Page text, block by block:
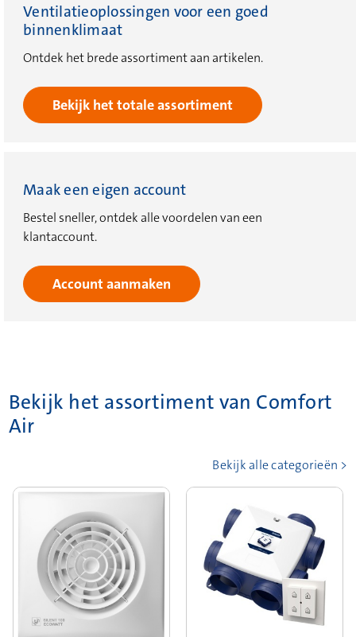
Ventilatieoplossingen voor een goed
binnenklimaat
Ontdek het brede assortiment aan artikelen.
Bekijk het totale assortiment
Maak een eigen account
Bestel sneller, ontdek alle voordelen van een
klantaccount.
Account aanmaken
Bekijk het assortiment van Comfort
Air
Bekijk alle categorieën >